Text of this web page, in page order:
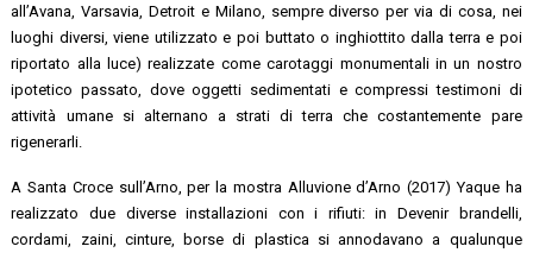
all’Avana, Varsavia, Detroit e Milano, sempre diverso per via di cosa, nei
luoghi diversi, viene utilizzato e poi buttato o inghiottito dalla terra e poi
riportato alla luce) realizzate come carotaggi monumentali in un nostro
ipotetico passato, dove oggetti sedimentati e compressi testimoni di
attività umane si alternano a strati di terra che costantemente pare
rigenerarli.
A Santa Croce sull’Arno, per la mostra Alluvione d’Arno (2017) Yaque ha
realizzato due diverse installazioni con i rifiuti: in Devenir brandelli,
cordami, zaini, cinture, borse di plastica si annodavano a qualunque